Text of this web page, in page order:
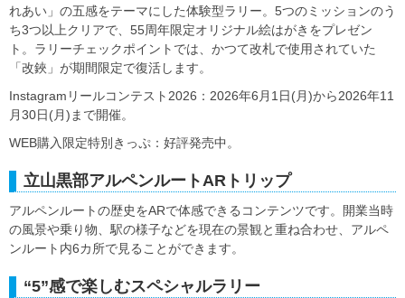
れあい」の五感をテーマにした体験型ラリー。5つのミッションのう
ち3つ以上クリアで、55周年限定オリジナル絵はがきをプレゼン
ト。ラリーチェックポイントでは、かつて改札で使用されていた
「改鋏」が期間限定で復活します。
Instagramリールコンテスト2026：2026年6月1日(月)から2026年11
月30日(月)まで開催。
WEB購入限定特別きっぷ：好評発売中。
立山黒部アルペンルートARトリップ
アルペンルートの歴史をARで体感できるコンテンツです。開業当時
の風景や乗り物、駅の様子などを現在の景観と重ね合わせ、アルペ
ンルート内6カ所で見ることができます。
“5”感で楽しむスペシャルラリー